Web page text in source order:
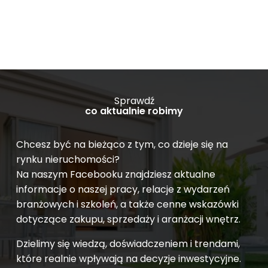
Sprawdź
co aktualnie robimy
Chcesz być na bieżąco z tym, co dzieje się na
rynku nieruchomości?
Na naszym Facebooku znajdziesz aktualne
informacje o naszej pracy, relacje z wydarzeń
branżowych i szkoleń, a także cenne wskazówki
dotyczące zakupu, sprzedaży i aranżacji wnętrz.
Dzielimy się wiedzą, doświadczeniem i trendami,
które realnie wpływają na decyzje inwestycyjne.